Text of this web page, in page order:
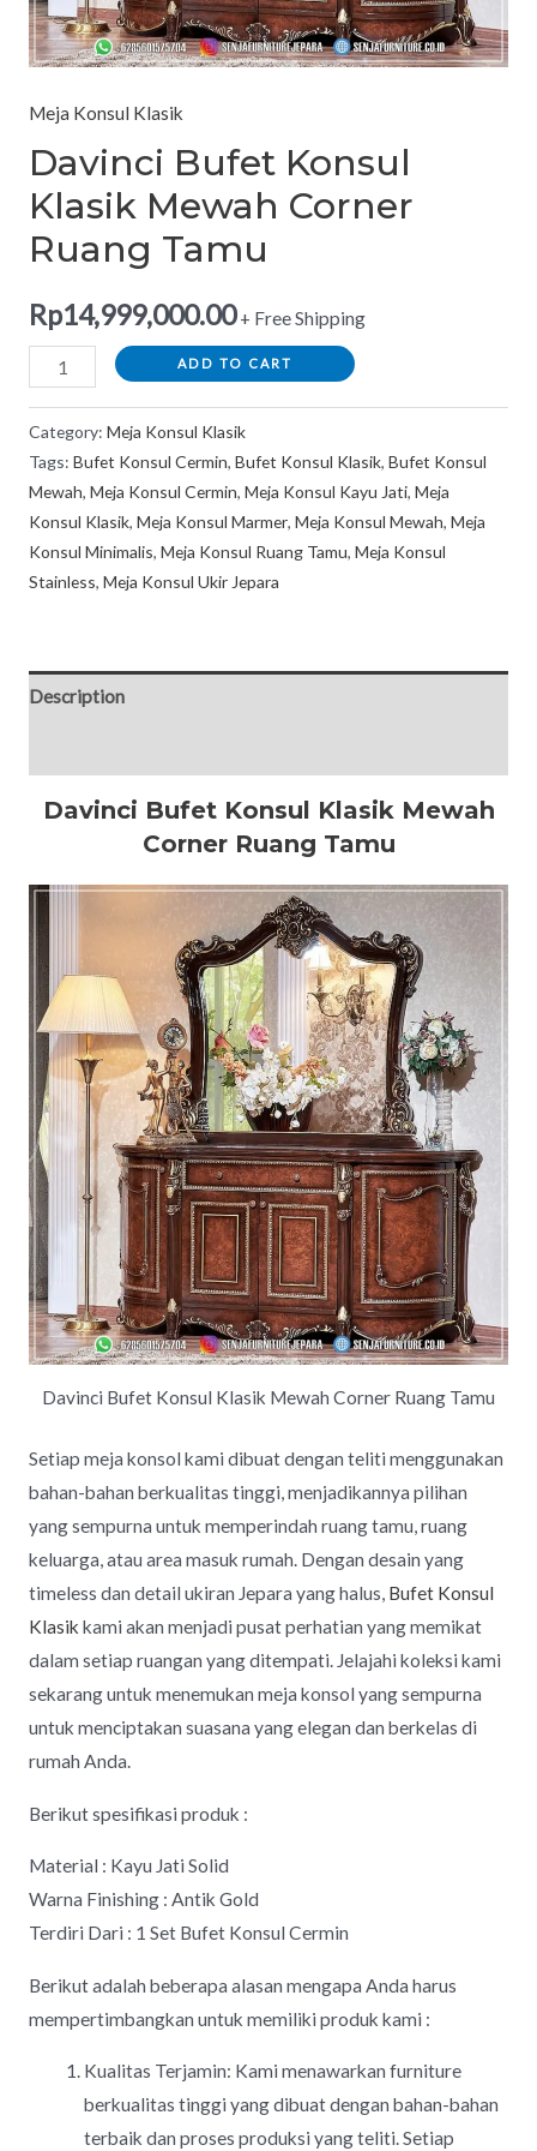
Meja Konsul Klasik
Davinci Bufet Konsul
Klasik Mewah Corner
Ruang Tamu
Rp14,999,000.00 + Free Shipping
ADD TO CART
Category: Meja Konsul Klasik
Tags: Bufet Konsul Cermin, Bufet Konsul Klasik, Bufet Konsul
Mewah, Meja Konsul Cermin, Meja Konsul Kayu Jati, Meja
Konsul Klasik, Meja Konsul Marmer, Meja Konsul Mewah, Meja
Konsul Minimalis, Meja Konsul Ruang Tamu, Meja Konsul
Stainless, Meja Konsul Ukir Jepara
Description
Davinci Bufet Konsul Klasik Mewah
Corner Ruang Tamu
Davinci Bufet Konsul Klasik Mewah Corner Ruang Tamu
Setiap meja konsol kami dibuat dengan teliti menggunakan
bahan-bahan berkualitas tinggi, menjadikannya pilihan
yang sempurna untuk memperindah ruang tamu, ruang
keluarga, atau area masuk rumah. Dengan desain yang
timeless dan detail ukiran Jepara yang halus, Bufet Konsul
Klasik kami akan menjadi pusat perhatian yang memikat
dalam setiap ruangan yang ditempati. Jelajahi koleksi kami
sekarang untuk menemukan meja konsol yang sempurna
untuk menciptakan suasana yang elegan dan berkelas di
rumah Anda.
Berikut spesifikasi produk :
Material : Kayu Jati Solid
Warna Finishing : Antik Gold
Terdiri Dari : 1 Set Bufet Konsul Cermin
Berikut adalah beberapa alasan mengapa Anda harus
mempertimbangkan untuk memiliki produk kami :
Kualitas Terjamin: Kami menawarkan furniture
berkualitas tinggi yang dibuat dengan bahan-bahan
terbaik dan proses produksi yang teliti. Setiap